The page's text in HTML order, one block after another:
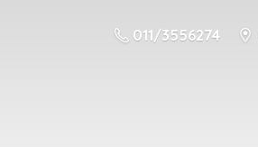
011/3556274